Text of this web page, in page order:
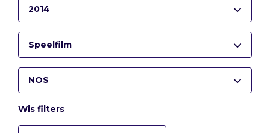
2014
Speelfilm
NOS
Wis filters